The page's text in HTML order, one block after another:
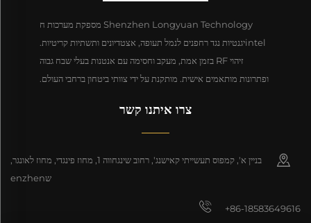
Shenzhen Longyuan Technology מספקת מערכות ח
intelיגנטיות נגד רחפנים לנמל תעופה, אצטדיונים ותשתיות קריטיות.
זיהוי RF בזמן אמת, מעקב וחסימה עם אנטנות בעלי שבח גבוה
ופתרונות מותאמים אישית. מותקנת על ידי צוותי ביטחון ברחבי העולם.
צרו איתנו קשר
בניין א', קמפוס תעשייתי קאישנג', רחוב שינגחווה 1, מחוז פינגדי, מחוז לאונגר,
שenzhen
+86-18583649616